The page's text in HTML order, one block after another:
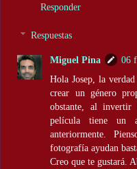
Responder
Respuestas
Miguel Pina
06
Hola Josep, la
crear un género
obstante, al invertir
película tiene un
anteriormente.
fotografía ayudan
Creo que te gustará.